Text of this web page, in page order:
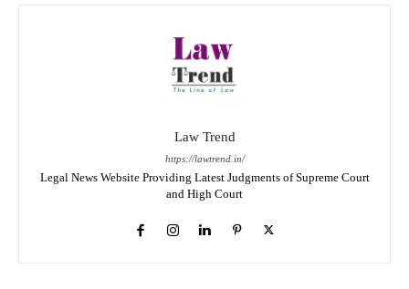
Law Trend
https://lawtrend.in/
Legal News Website Providing Latest Judgments of Supreme Court
and High Court